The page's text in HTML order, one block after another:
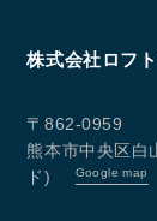
株式会社ロフ
〒862-0959
熊本市中央区白
ド)
Google map